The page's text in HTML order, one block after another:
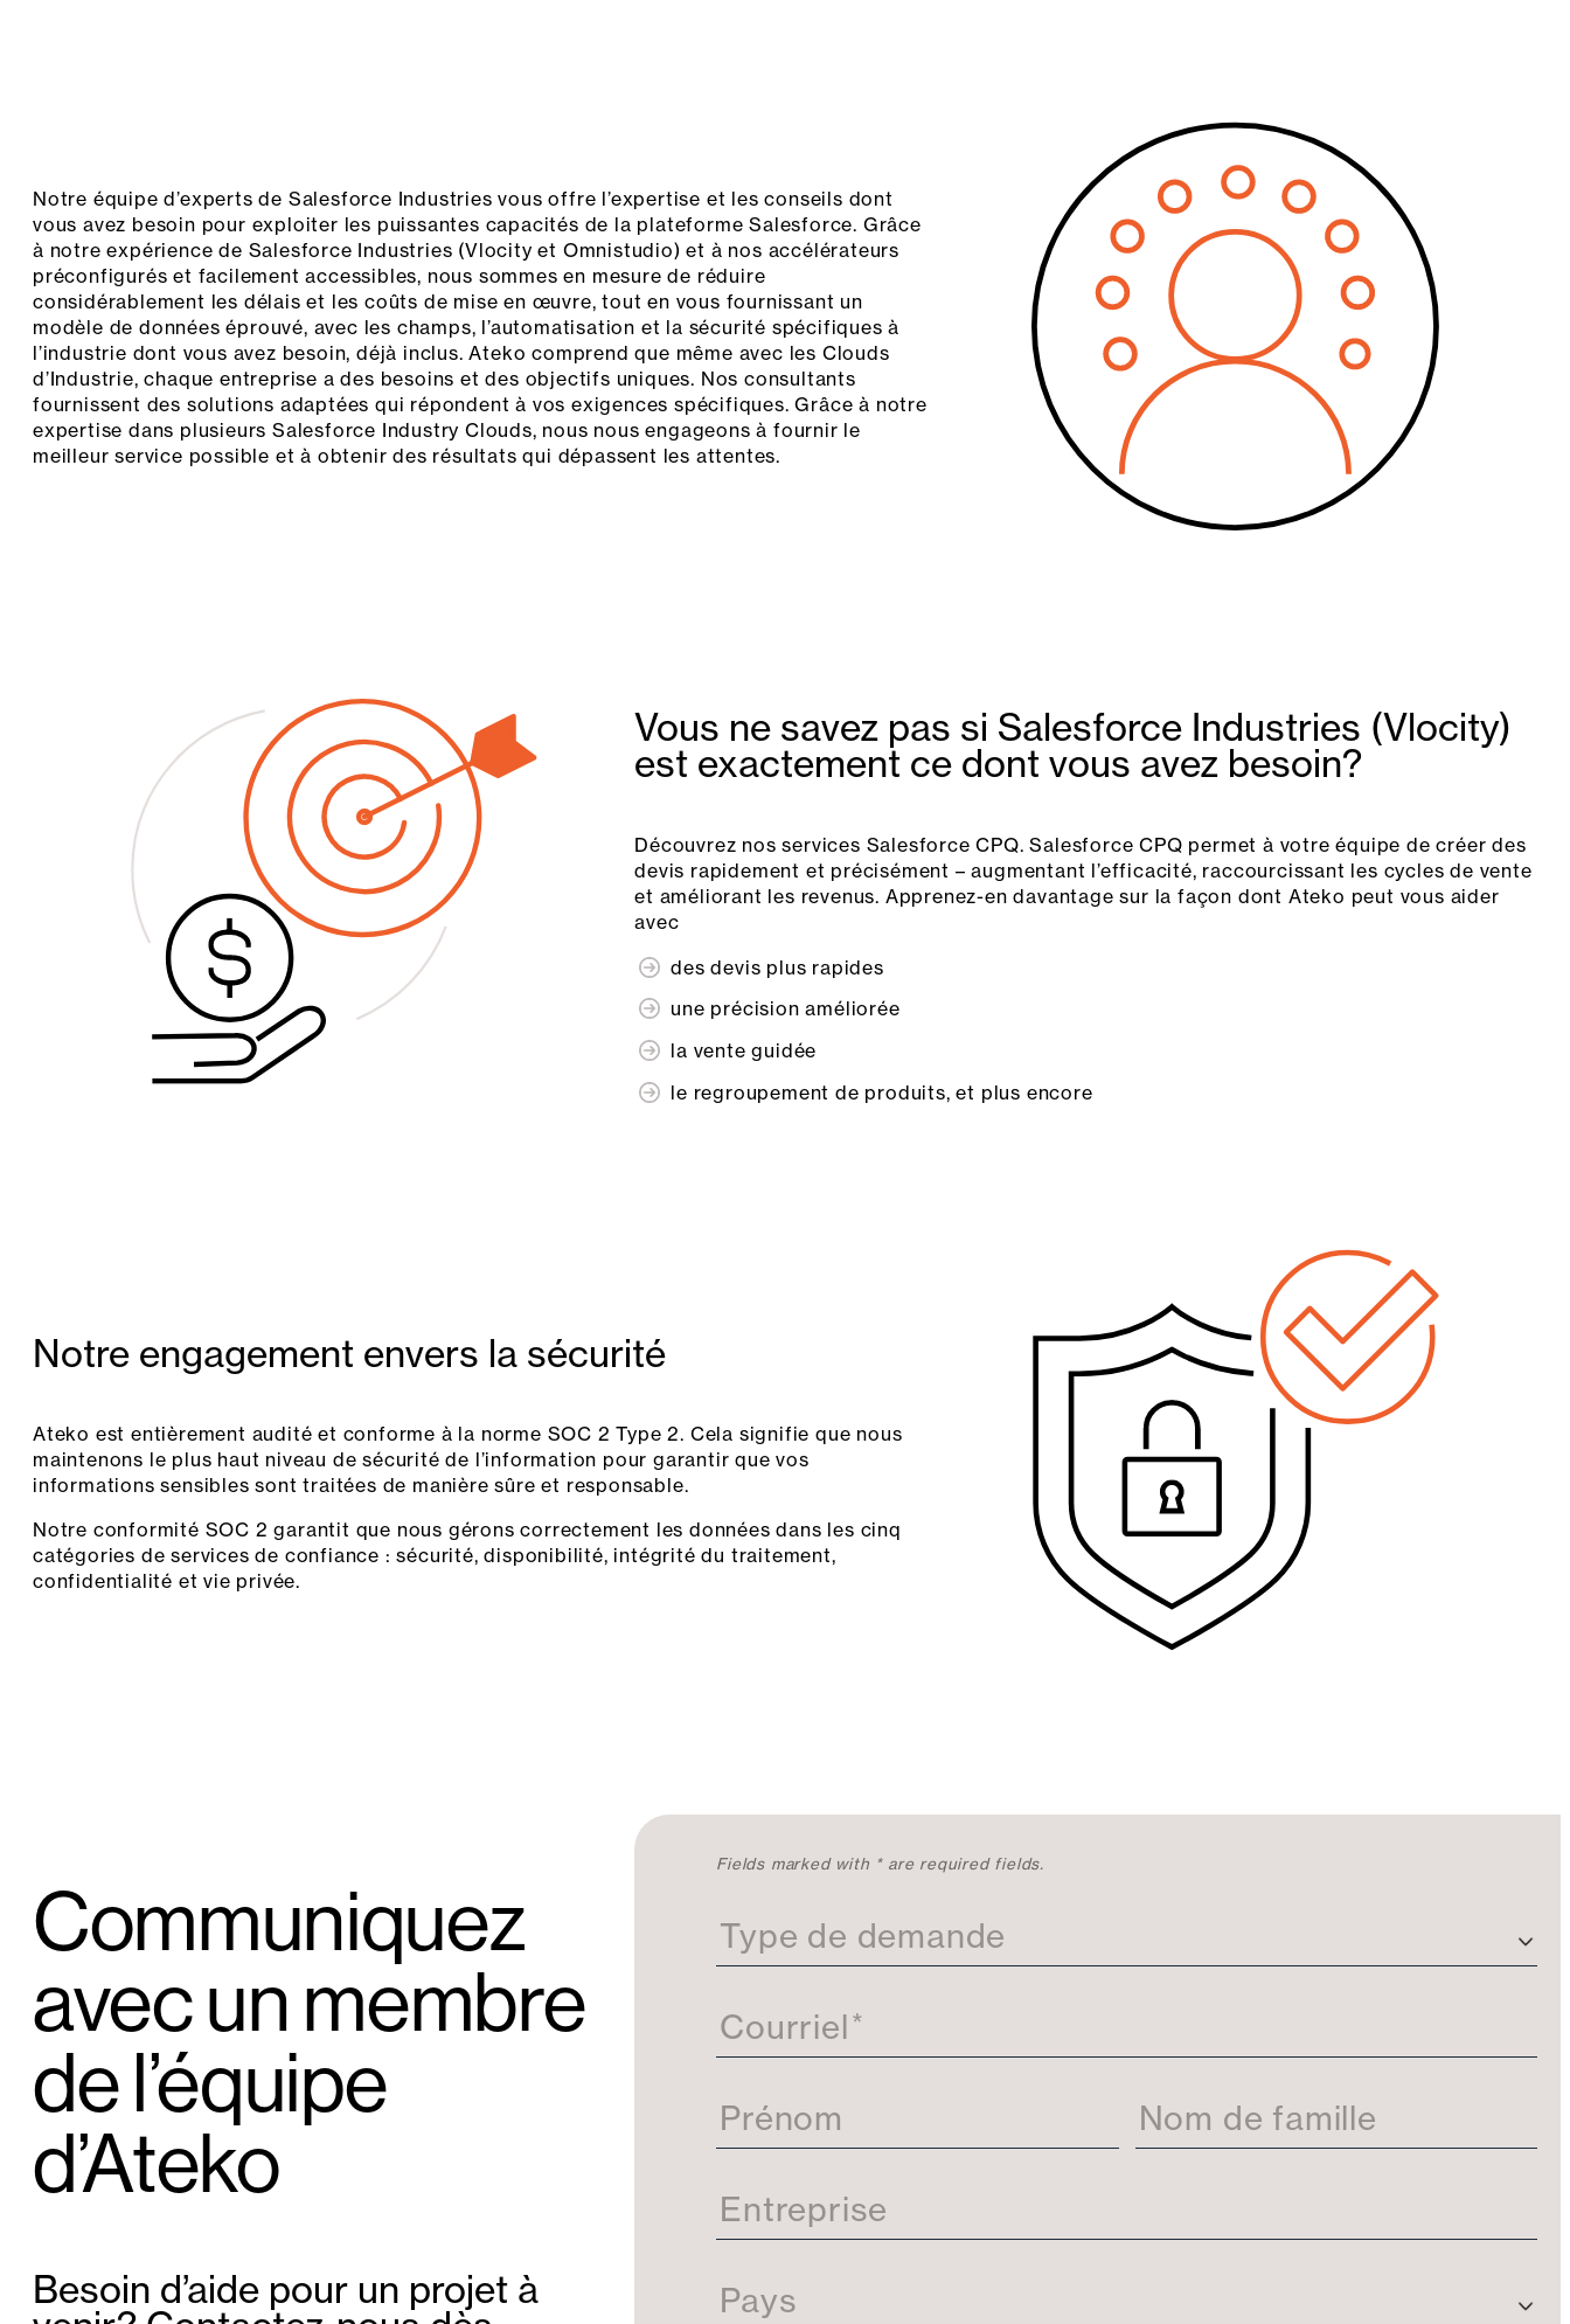
Notre équipe d’experts de Salesforce Industries vous offre l’expertise et les conseils dont
vous avez besoin pour exploiter les puissantes capacités de la plateforme Salesforce. Grâce
à notre expérience de Salesforce Industries (Vlocity et Omnistudio) et à nos accélérateurs
préconfigurés et facilement accessibles, nous sommes en mesure de réduire
considérablement les délais et les coûts de mise en œuvre, tout en vous fournissant un
modèle de données éprouvé, avec les champs, l’automatisation et la sécurité spécifiques à
l’industrie dont vous avez besoin, déjà inclus. Ateko comprend que même avec les Clouds
d’Industrie, chaque entreprise a des besoins et des objectifs uniques. Nos consultants
fournissent des solutions adaptées qui répondent à vos exigences spécifiques. Grâce à notre
expertise dans plusieurs Salesforce Industry Clouds, nous nous engageons à fournir le
meilleur service possible et à obtenir des résultats qui dépassent les attentes.
Vous ne savez pas si Salesforce Industries (Vlocity)
est exactement ce dont vous avez besoin?
Découvrez nos services Salesforce CPQ. Salesforce CPQ permet à votre équipe de créer des
devis rapidement et précisément – augmentant l’efficacité, raccourcissant les cycles de vente
et améliorant les revenus. Apprenez-en davantage sur la façon dont Ateko peut vous aider
avec
des devis plus rapides
une précision améliorée
la vente guidée
le regroupement de produits, et plus encore
Notre engagement envers la sécurité
Ateko est entièrement audité et conforme à la norme SOC 2 Type 2. Cela signifie que nous
maintenons le plus haut niveau de sécurité de l’information pour garantir que vos
informations sensibles sont traitées de manière sûre et responsable.
Notre conformité SOC 2 garantit que nous gérons correctement les données dans les cinq
catégories de services de confiance : sécurité, disponibilité, intégrité du traitement,
confidentialité et vie privée.
Communiquez
avec un membre
de l’équipe
d’Ateko
Besoin d’aide pour un projet à
C
a
t
e
n
o
s
Fields marked with * are required fields.
Type de demande
Courriel*
Prénom Nom de famille
Entreprise
Pays